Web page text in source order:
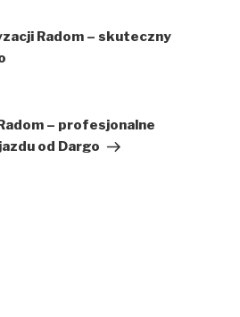
Radom – skuteczny
– profesjonalne
od Dargo